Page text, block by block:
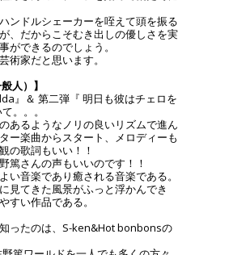
ンドルシェーカーを咥えて頭を振る
、だからこそむき出しの優しさを実
ができるのでしょう。
術家だと思います。
人）】
』＆ 第二弾『 明日も彼はチェロを
。。。
あるようなノリの良いリズムで進ん
ー楽曲からスタート、メロディーも
の歌詞もいい！！
篤さんの声もいいのです！！
い音楽であり癒される音楽である。
見てきた風景がふっと浮かんでき
すい作品である。
ったのは、S-ken&Hot bonbonsの